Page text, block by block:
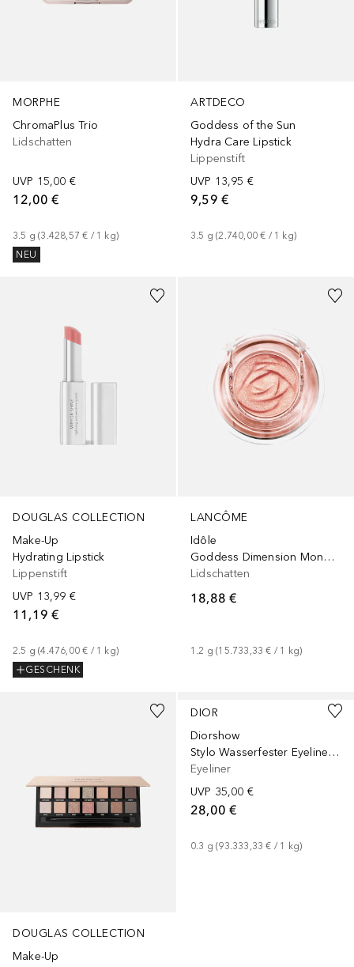
MORPHE
ChromaPlus Trio
Lidschatten
UVP 15,00 €
12,00 €
3.5 g (3.428,57 € / 1 kg)
NEU
ARTDECO
Goddess of the Sun
Hydra Care Lipstick
Lippenstift
UVP 13,95 €
9,59 €
3.5 g (2.740,00 € / 1 kg)
DOUGLAS COLLECTION
Make-Up
Hydrating Lipstick
Lippenstift
UVP 13,99 €
11,19 €
2.5 g (4.476,00 € / 1 kg)
GESCHENK
LANCÔME
Idôle
Goddess Dimension Monoeyeshadow mit Satin Finish
Lidschatten
18,88 €
1.2 g (15.733,33 € / 1 kg)
DOUGLAS COLLECTION
Make-Up
DIOR
Diorshow
Stylo Wasserfester Eyeliner - 24 Stunden Halt
Eyeliner
UVP 35,00 €
28,00 €
0.3 g (93.333,33 € / 1 kg)